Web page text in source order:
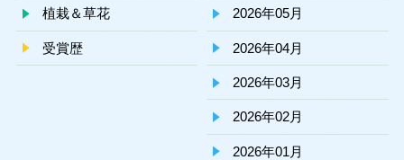
植栽＆草花
受賞歴
2026年05月
2026年04月
2026年03月
2026年02月
2026年01月